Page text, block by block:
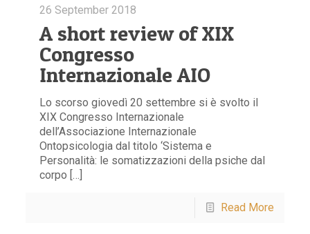
26 September 2018
A short review of XIX
Congresso
Internazionale AIO
Lo scorso giovedì 20 settembre si è svolto il
XIX Congresso Internazionale
dell’Associazione Internazionale
Ontopsicologia dal titolo ‘Sistema e
Personalità: le somatizzazioni della psiche dal
corpo […]
Read More